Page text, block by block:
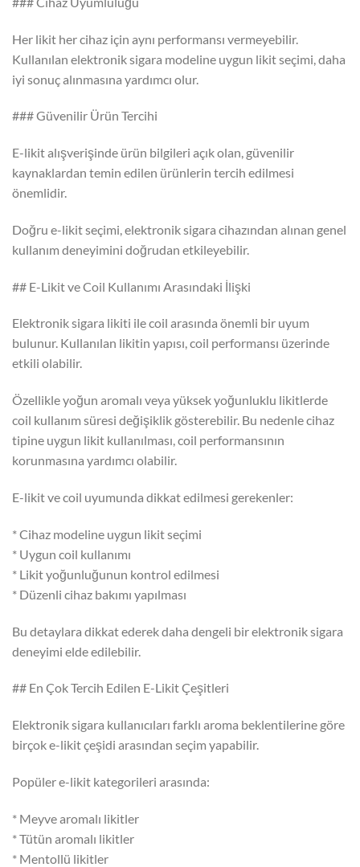
Her likit her cihaz için aynı performansı vermeyebilir.
Kullanılan elektronik sigara modeline uygun likit seçimi, daha
iyi sonuç alınmasına yardımcı olur.
### Güvenilir Ürün Tercihi
E-likit alışverişinde ürün bilgileri açık olan, güvenilir
kaynaklardan temin edilen ürünlerin tercih edilmesi
önemlidir.
Doğru e-likit seçimi, elektronik sigara cihazından alınan genel
kullanım deneyimini doğrudan etkileyebilir.
## E-Likit ve Coil Kullanımı Arasındaki İlişki
Elektronik sigara likiti ile coil arasında önemli bir uyum
bulunur. Kullanılan likitin yapısı, coil performansı üzerinde
etkili olabilir.
Özellikle yoğun aromalı veya yüksek yoğunluklu likitlerde
coil kullanım süresi değişiklik gösterebilir. Bu nedenle cihaz
tipine uygun likit kullanılması, coil performansının
korunmasına yardımcı olabilir.
E-likit ve coil uyumunda dikkat edilmesi gerekenler:
* Cihaz modeline uygun likit seçimi
* Uygun coil kullanımı
* Likit yoğunluğunun kontrol edilmesi
* Düzenli cihaz bakımı yapılması
Bu detaylara dikkat ederek daha dengeli bir elektronik sigara
deneyimi elde edilebilir.
## En Çok Tercih Edilen E-Likit Çeşitleri
Elektronik sigara kullanıcıları farklı aroma beklentilerine göre
birçok e-likit çeşidi arasından seçim yapabilir.
Popüler e-likit kategorileri arasında:
* Meyve aromalı likitler
* Tütün aromalı likitler
* Mentollü likitler